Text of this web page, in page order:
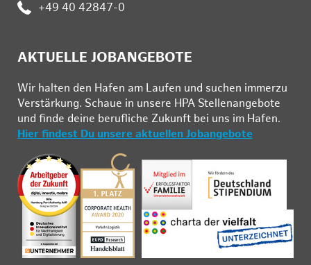
: +49 40 42847-0
AKTUELLE JOBANGEBOTE
Wir hal­ten den Ha­fen am Lau­fen und su­chen im­mer­zu
Ver­stär­kung. Schau­e in un­se­re HPA Stel­len­an­ge­bo­te
und fin­de deine be­ruf­li­che Zu­kunft bei uns im Ha­fen.
Hier findest Du unsere aktuellen Jobangebote